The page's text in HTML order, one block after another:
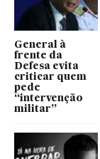
General à
frente da
Defesa evita
criticar quem
pede
“intervenção
militar”